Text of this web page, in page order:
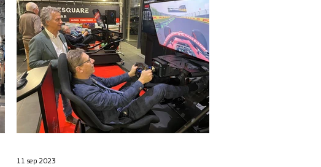
11 sep 2023